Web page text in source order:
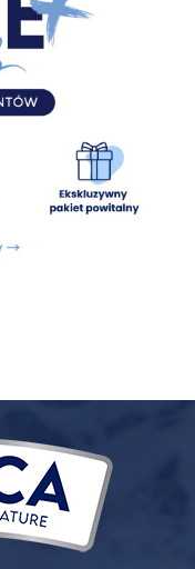
włókno surowe
0,2%
orientacyjnych.
w zależności od rasy,
i
pokojowej, w jednej